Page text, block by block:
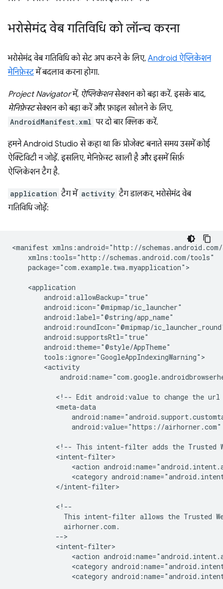
भरोसेमंद वेब गतिविधि को लॉन्च करना
भरोसेमंद वेब गतिविधि को सेट अप करने के लिए, Android ऐप्लिकेशन
मेनिफ़ेस्टमें बदलाव करना होगा.
Project Navigatorमें, ऐप्लिकेशनसेक्शन को बड़ा करें. इसके बाद,
मेनिफ़ेस्टसेक्शन को बड़ा करें और फ़ाइल खोलने के लिए,
AndroidManifest.xml पर दो बार क्लिक करें.
हमने Android Studio से कहा था कि प्रोजेक्ट बनाते समय उसमें कोई
ऐक्टिविटी न जोड़ें. इसलिए, मेनिफ़ेस्ट खाली है और इसमें सिर्फ़
ऐप्लिकेशन टैग है.
application टैग में activity टैग डालकर, भरोसेमंद वेब
गतिविधि जोड़ें:
<manifest
package="com.example.twa.myapplication">
<!-- Edit android:value to change the url
android:value="https://airhorner.com"
<!-- This intent-filter adds the Trusted
<action
<category
</intent-filter>
This intent-filter allows the Trusted
<action
<category
<category